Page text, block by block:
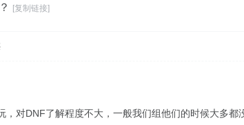
[复制链接]
，对DNF了解程度不大，一般我们组他们的时候大多